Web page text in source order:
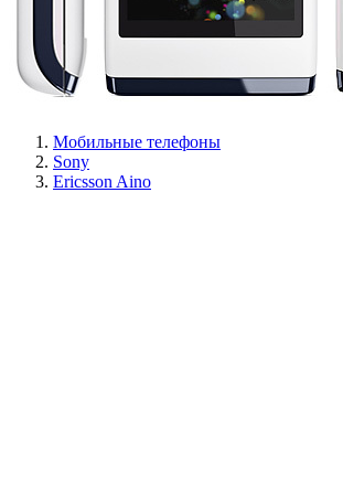
Мобильные телефоны
Sony
Ericsson Aino